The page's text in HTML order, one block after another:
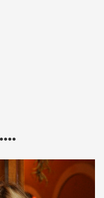
(novembre 2023).
avec PAULINE